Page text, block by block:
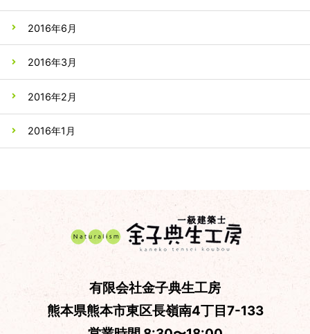
2016年6月
2016年3月
2016年2月
2016年1月
有限会社金子典生工房
熊本県熊本市東区長嶺南4丁目7-133